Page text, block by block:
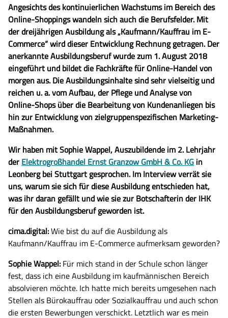
Angesichts des kontinuierlichen Wachstums im Bereich des
Online-Shoppings wandeln sich auch die Berufsfelder. Mit
der dreijährigen Ausbildung als „Kaufmann/Kauffrau im E-
Commerce“ wird dieser Entwicklung Rechnung getragen. Der
anerkannte Ausbildungsberuf wurde zum 1. August 2018
eingeführt und bildet die Fachkräfte für Online-Handel von
morgen aus. Die Ausbildungsinhalte sind sehr vielseitig und
reichen u. a. vom Aufbau, der Pflege und Analyse von
Online-Shops über die Bearbeitung von Kundenanliegen bis
hin zur Entwicklung von zielgruppenspezifischen Marketing-
Maßnahmen.
Wir haben mit Sophie Wappel, Auszubildende im 2. Lehrjahr
der Elektrogroßhandel Ernst Granzow GmbH & Co. KG in
Leonberg bei Stuttgart gesprochen. Im Interview verrät sie
uns, warum sie sich für diese Ausbildung entschieden hat,
was ihr daran gefällt und wie sie zur Botschafterin der IHK
für den Ausbildungsberuf geworden ist.
cima.digital:Wie bist du auf die Ausbildung als
Kaufmann/Kauffrau im E-Commerce aufmerksam geworden?
Sophie Wappel: Für mich stand in der Schule schon länger
fest, dass ich eine Ausbildung im kaufmännischen Bereich
absolvieren möchte. Ich hatte mich bereits umgesehen nach
Stellen als Bürokauffrau oder Sozialkauffrau und auch schon
die ersten Bewerbungen verschickt. Letztlich war es mein